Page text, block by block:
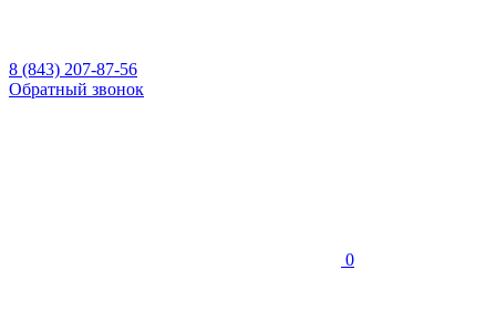
8 (843) 207-87-56
Обратный звонок
0